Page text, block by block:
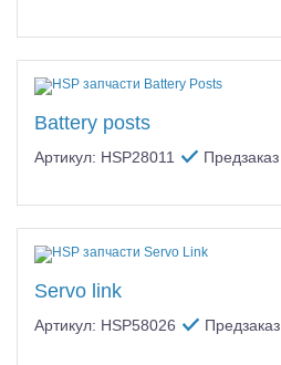
Battery posts
Артикул: HSP28011 Предзаказ
Servo link
Артикул: HSP58026 Предзаказ